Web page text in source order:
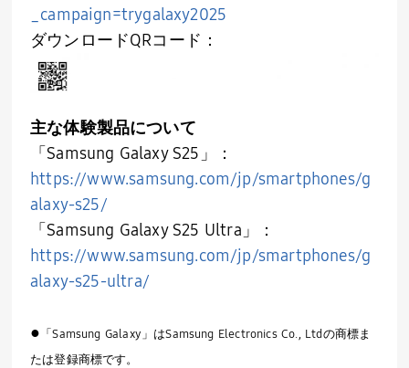
_campaign=trygalaxy2025
ダウンロードQRコード：
主な体験製品について
「Samsung Galaxy S25 」：
https://www.samsung.com/jp/smartphones/g
alaxy-s25/
「Samsung Galaxy S25 Ultra 」：
https://www.samsung.com/jp/smartphones/g
alaxy-s25-ultra/
● 「Samsung Galaxy」はSamsung Electronics Co., Ltdの商標ま
たは登録商標です。